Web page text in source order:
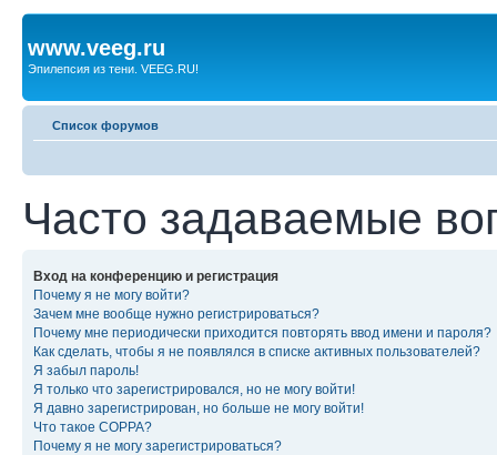
www.veeg.ru
Эпилепсия из тени. VEEG.RU!
Список форумов
Часто задаваемые
Вход на конференцию и регистрация
Почему я не могу войти?
Зачем мне вообще нужно регистрироваться?
Почему мне периодически приходится повторять ввод имени и пароля?
Как сделать, чтобы я не появлялся в списке активных пользователей?
Я забыл пароль!
Я только что зарегистрировался, но не могу войти!
Я давно зарегистрирован, но больше не могу войти!
Что такое COPPA?
Почему я не могу зарегистрироваться?